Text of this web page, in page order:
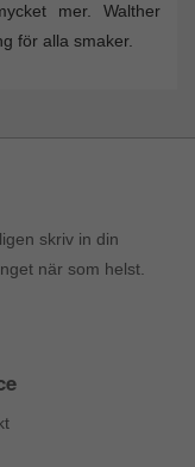
mer. Walther
för alla smaker.
skriv in din
när som helst.